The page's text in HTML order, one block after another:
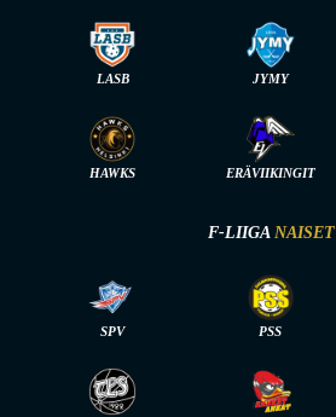
LASB JYMY
HAWKS ERÄVIIKINGIT
F-LIIGA NAISET
SPV PSS